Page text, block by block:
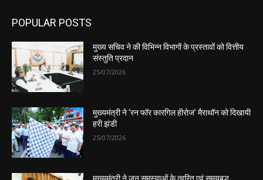
POPULAR POSTS
मुख्य सचिव ने की विभिन्न विभागों के प्रस्तावों को वित्तीय
संस्तुति प्रदान
25/07/2026
मुख्यमंत्री ने ‘रन फॉर कारगिल हीरोज’ मैराथॉन को दिखायी
हरी झंडी
25/07/2026
मुख्यमंत्री ने जन समस्याओं के त्वरित एवं समयबद्ध